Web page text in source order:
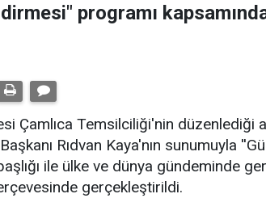
programı
Çamlıca Temsilciliği'nin düzenlediği
Rıdvan Kaya'nın sunumuyla
ile ülke ve dünya gündeminde
gerçekleştirildi.